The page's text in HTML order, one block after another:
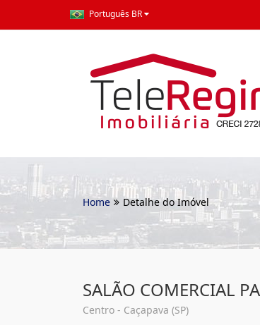
Português BR
Home Detalhe do Imóvel
SALÃO COMERCIAL
Centro - Caçapava (SP)